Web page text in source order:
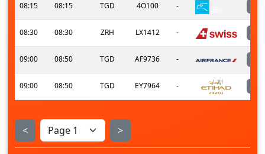
08:15 08:15 TGD 4O100 -
08:30 08:30 ZRH LX1412 -
09:00 08:50 TGD AF9736 -
09:00 08:50 TGD EY7964 -
< >